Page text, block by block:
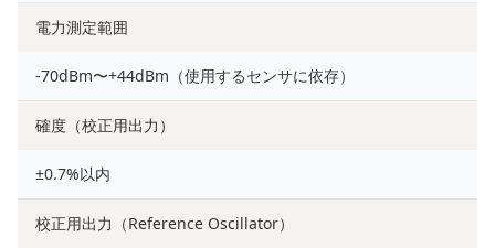
電力測定範囲
-70dBm〜+44dBm（使用するセンサに依存）
確度（校正用出力）
±0.7%以内
校正用出力（Reference Oscillator）